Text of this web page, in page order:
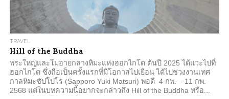
TRAVEL
Hill of the Buddha
พระใหญ่และโมอายกลางหิมะแห่งฮอกไกโด ต้นปี 2025 ได้แวะไปที่
ฮอกไกโด ซึ่งถือเป็นครั้งแรกที่มีโอกาสไปเยือน ได้ไปช่วงงานเทศ
กาลหิมะซัปโปโร (Sapporo Yuki Matsuri) พอดี 4 กพ. – 11 กพ.
2568 แต่ในบทความนี้อยากจะกล่าวถึง Hill of the Buddha หรือ...